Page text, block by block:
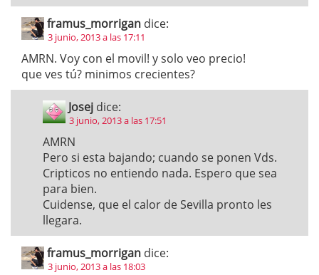
framus_morrigan dice:
3 junio, 2013 a las 17:11
AMRN. Voy con el movil! y solo veo precio!
que ves tú? minimos crecientes?
Josej dice:
3 junio, 2013 a las 17:51
AMRN
Pero si esta bajando; cuando se ponen Vds.
Cripticos no entiendo nada. Espero que sea
para bien.
Cuidense, que el calor de Sevilla pronto les
llegara.
framus_morrigan dice:
3 junio, 2013 a las 18:03